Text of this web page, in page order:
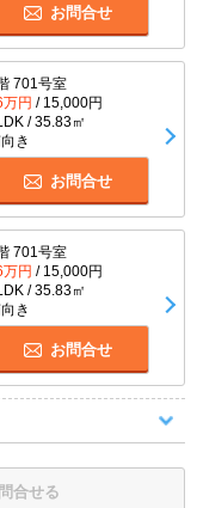
お問合せ
701号室
万円 / 15,000円
/ 35.83㎡
き
お問合せ
701号室
万円 / 15,000円
/ 35.83㎡
き
お問合せ
合せる